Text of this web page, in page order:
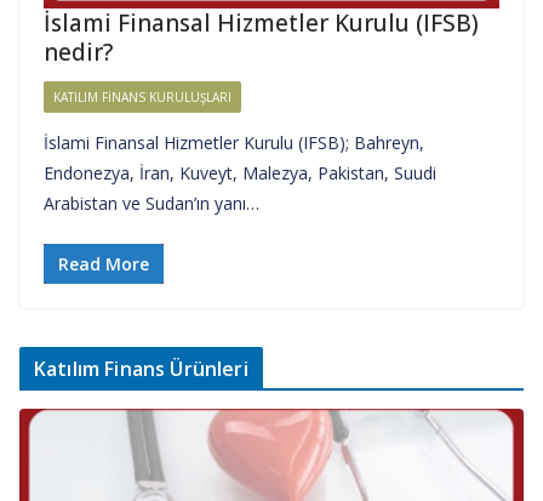
İslami Finansal Hizmetler Kurulu (IFSB)
nedir?
KATILIM FINANS KURULUŞLARI
İslami Finansal Hizmetler Kurulu (IFSB); Bahreyn,
Endonezya, İran, Kuveyt, Malezya, Pakistan, Suudi
Arabistan ve Sudan’ın yanı…
Read More
Katılım Finans Ürünleri